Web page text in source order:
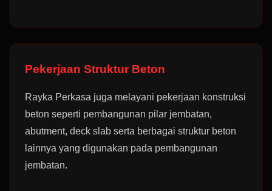
Pekerjaan Struktur Beton
Rayka Perkasa juga melayani pekerjaan konstruksi
beton seperti pembangunan pilar jembatan,
abutment, deck slab serta berbagai struktur beton
lainnya yang digunakan pada pembangunan
jembatan.